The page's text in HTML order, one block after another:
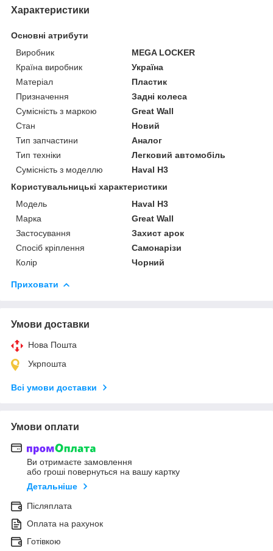
Характеристики
Основні атрибути
Виробник
MEGA LOCKER
Країна виробник
Україна
Матеріал
Пластик
Призначення
Задні колеса
Сумісність з маркою
Great Wall
Стан
Новий
Тип запчастини
Аналог
Тип техніки
Легковий автомобіль
Сумісність з моделлю
Haval H3
Користувальницькі характеристики
Мoдель
Haval H3
Марка
Great Wall
Застосування
Захист арок
Спосіб кріплення
Самонарізи
Колір
Чорний
Приховати
Умови доставки
Нова Пошта
Укрпошта
Всі умови доставки
Умови оплати
Ви отримаєте замовлення
або гроші повернуться на вашу картку
Детальніше
Післяплата
Оплата на рахунок
Готівкою